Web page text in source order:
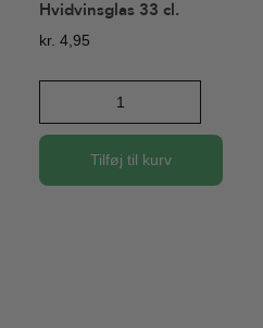
Hvidvinsglas 33 cl.
kr. 4,95
Hvidvinsglas
33
antal
Tilføj til kurv